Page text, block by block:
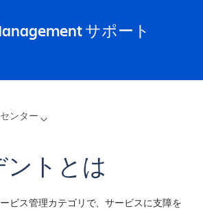
サポート
ンター
トとは
ビス管理カテゴリで、サービスに支障を